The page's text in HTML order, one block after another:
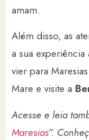
amam.
Além disso, as
a sua
vier para
Mare e visite a
Acesse e leia
Maresias”.